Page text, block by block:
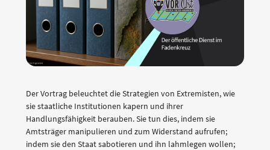
Der Vortrag beleuchtet die Strategien von Extremisten, wie
sie staatliche Institutionen kapern und ihrer
Handlungsfähigkeit berauben. Sie tun dies, indem sie
Amtsträger manipulieren und zum Widerstand aufrufen;
indem sie den Staat sabotieren und ihn lahmlegen wollen;